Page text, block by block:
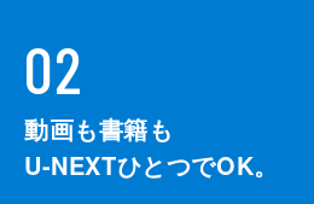
02
動画も書籍も
U-NEXTひとつでOK。